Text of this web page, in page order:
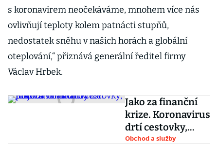
s koronavirem neočekáváme, mnohem více nás
ovlivňují teploty kolem patnácti stupňů,
nedostatek sněhu v našich horách a globální
oteplování,“ přiznává generální ředitel firmy
Václav Hrbek.
Jako za finanční
krize. Koronavirus
drtí cestovky,
přijdou o miliardy
Obchod a služby